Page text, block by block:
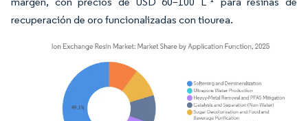
recuperación de oro funcionalizadas con tiourea.